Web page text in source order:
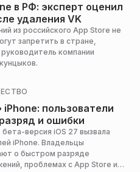
сборки, несмотря на
изменений, сообщает
в РФ: эксперт оценил
удаления VK
из российского App Store не
запретить в стране,
компании
iPhone: пользователи
и ошибки
версия iOS 27 вызвала
iPhone. Владельцы
о быстром разряде
проблемах с App Store и